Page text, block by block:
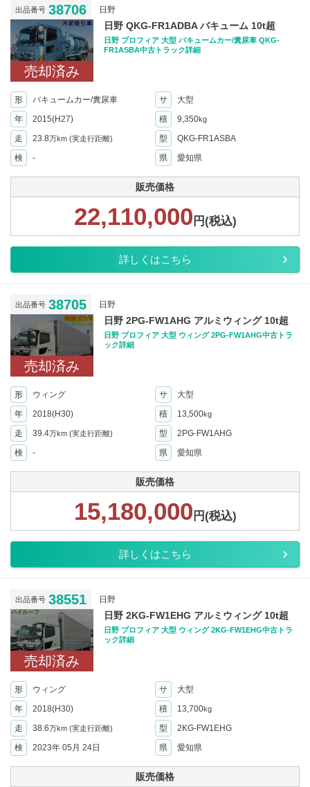
出品番号 38706 日野
売却済み
日野 QKG-FR1ADBA バキューム 10t超
日野 プロフィア 大型 バキュームカー/糞尿車 QKG-
FR1ASBA中古トラック詳細
形 バキュームカー/糞尿車 サ
大型
年
2015(H27) 積 9,350kg
走 23.8万km (実走行距離) 型
QKG-FR1ASBA
検
- 県 愛知県
販売価格
22,110,000 円(税込)
詳しくはこちら
出品番号 38705 日野
売却済み
日野 2PG-FW1AHG アルミウィング 10t超
日野 プロフィア 大型 ウィング 2PG-FW1AHG中古トラ
ック詳細
形 ウィング サ
大型
年
2018(H30) 積 13,500kg
走 39.4万km (実走行距離) 型
2PG-FW1AHG
検
- 県 愛知県
販売価格
15,180,000 円(税込)
詳しくはこちら
出品番号 38551 日野
売却済み
日野 2KG-FW1EHG アルミウィング 10t超
日野 プロフィア 大型 ウィング 2KG-FW1EHG中古トラ
ック詳細
形 ウィング サ
大型
年
2018(H30) 積 13,700kg
走 38.6万km (実走行距離) 型
2KG-FW1EHG
検
2023年 05月 24日 県 愛知県
販売価格